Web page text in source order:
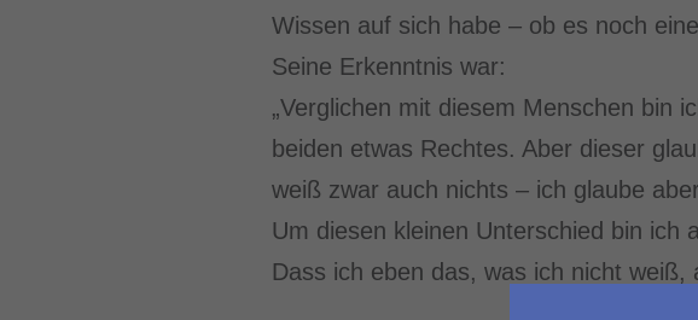
Wissen auf sich habe – ob es noch
Seine Erkenntnis war:
„Verglichen mit diesem Menschen bin
beiden etwas Rechtes. Aber dieser
weiß zwar auch nichts – ich glaube
Um diesen kleinen Unterschied bin ich
Dass ich eben das, was ich nicht weiß,